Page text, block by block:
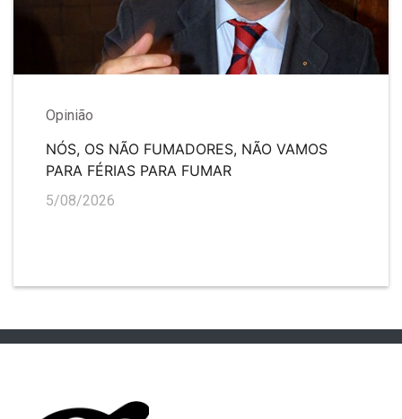
Opinião
NÓS, OS NÃO FUMADORES, NÃO VAMOS
PARA FÉRIAS PARA FUMAR
5/08/2026